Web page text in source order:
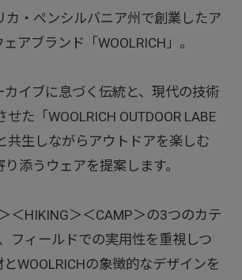
カ・ペンシルバニア州で創業したア
アブランド「WOOLRICH」。
カイブに息づく伝統と、現代の技術
た「WOOLRICH OUTDOOR LABE
共生しながらアウトドアを楽しむ
り添うウェアを提案します。
＜HIKING＞＜CAMP＞の3つのカテ
フィールドでの実用性を重視しつ
WOOLRICHの象徴的なデザインを